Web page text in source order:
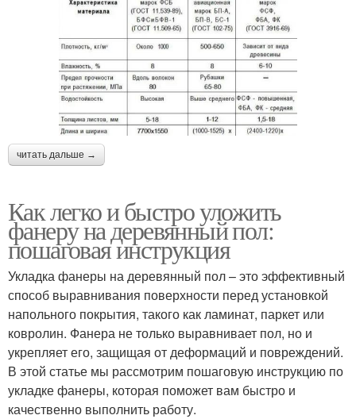
читать дальше →
Как легко и быстро уложить
фанеру на деревянный пол:
пошаговая инструкция
Укладка фанеры на деревянный пол – это эффективный
способ выравнивания поверхности перед установкой
напольного покрытия, такого как ламинат, паркет или
ковролин. Фанера не только выравнивает пол, но и
укрепляет его, защищая от деформаций и повреждений.
В этой статье мы рассмотрим пошаговую инструкцию по
укладке фанеры, которая поможет вам быстро и
качественно выполнить работу.